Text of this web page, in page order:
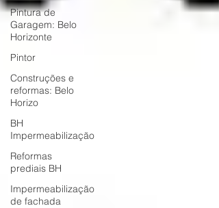
Pintura de
Garagem: Belo
Horizonte
Pintor
Construções e
reformas: Belo
Horizo
BH
Impermeabilização
Reformas
prediais BH
Impermeabilização
de fachada